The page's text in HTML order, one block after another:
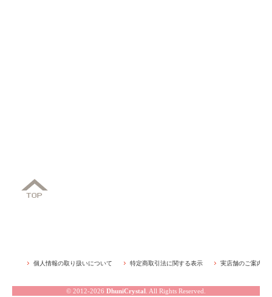
個人情報の取り扱いについて 特定商取引法に関する表示 実店舗のご案内
© 2012-2026 DhuniCrystal . All Rights Reserved.